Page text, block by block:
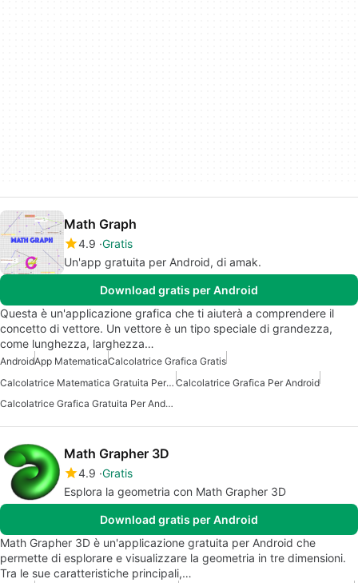
Math Graph
4.9 Gratis
Un'app gratuita per Android, di amak.
Download gratis per Android
Questa è un'applicazione grafica che ti aiuterà a comprendere il
concetto di vettore. Un vettore è un tipo speciale di grandezza,
come lunghezza, larghezza…
AndroidApp MatematicaCalcolatrice Grafica Gratis
Calcolatrice Matematica Gratuita Per Android Calcolatrice Grafica Per Android
Calcolatrice Grafica Gratuita Per Android
Math Grapher 3D
4.9 Gratis
Esplora la geometria con Math Grapher 3D
Download gratis per Android
Math Grapher 3D è un'applicazione gratuita per Android che
permette di esplorare e visualizzare la geometria in tre dimensioni.
Tra le sue caratteristiche principali,…